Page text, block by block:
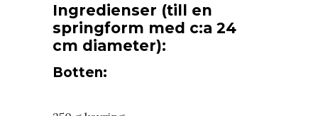
Ingredienser (till en
springform med c:a 24
cm diameter):
Botten: